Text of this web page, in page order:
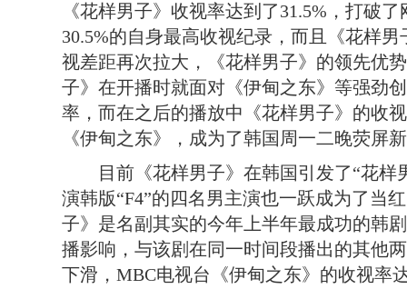
《花样男子》收视率达到了31.5%，打破
30.5%的自身最高收视纪录，而且《花样
视差距再次拉大，《花样男子》的领先优
子》在开播时就面对《伊甸之东》等强劲
率，而在之后的播放中《花样男子》的收
《伊甸之东》，成为了韩国周一二晚荧屏
目前《花样男子》在韩国引发了“花样
演韩版“F4”的四名男主演也一跃成为了当
子》是名副其实的今年上半年最成功的韩
播影响，与该剧在同一时间段播出的其他
下滑，MBC电视台《伊甸之东》的收视率